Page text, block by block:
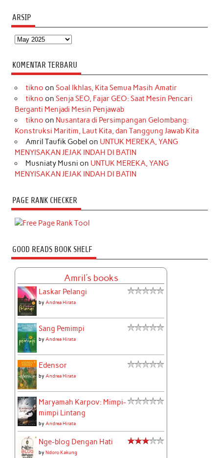
ARSIP
Arsip
KOMENTAR TERBARU
tikno on Soal Ikhlas, Kita Semua Masih Amatir
tikno on Senja SEO, Fajar GEO: Saat Mesin Pencari
Berganti Menjadi Mesin Penjawab
tikno on Nusantara di Persimpangan Gelombang:
Konstruksi Maritim, Laut Kita, dan Tanggung Jawab Kita
Amril Taufik Gobel on UNTUK MEREKA, YANG
MENYISAKAN JEJAK INDAH DI BATIN
Musniaty Musni on UNTUK MEREKA, YANG
MENYISAKAN JEJAK INDAH DI BATIN
PAGE RANK CHECKER
GOOD READS BOOK SHELF
Amril's books
Laskar Pelangi
by Andrea Hirata
Sang Pemimpi
by Andrea Hirata
Edensor
by Andrea Hirata
Maryamah Karpov: Mimpi-
mimpi Lintang
by Andrea Hirata
Nge-blog Dengan Hati
byNdoro Kakung